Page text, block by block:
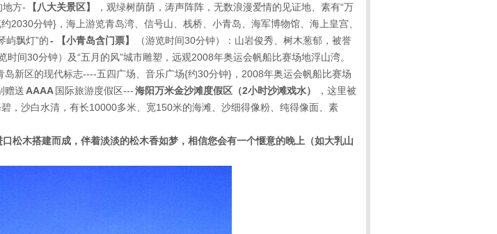
地方- 【八大关景区】
，观绿树荫荫，涛声阵阵，无数浪漫爱情的见证地、素有“万
2030分钟} ，海上游览青岛湾、信号山、栈桥、小青岛、海军博物馆、海上皇宫、
屿飘灯”的- 【小青岛含门票】 （游览时间30分钟）：山岩俊秀、树木葱郁，被誉
时间30分钟）及“五月的风”城市雕塑，远观2008年奥运会帆船比赛场地浮山湾。
岛新区的现代标志----五四广场、音乐广场{约30分钟} ，2008年奥运会帆船比赛场
赠送 AAAA 国际旅游度假区---海阳万米金沙滩度假区（2小时沙滩戏水）
，这里被
，沙白水清，有长10000多米、宽150米的海滩、沙细得像粉、纯得像面、素
松木搭建而成，伴着淡淡的松木香如梦，相信您会有一个惬意的晚上（如大乳山